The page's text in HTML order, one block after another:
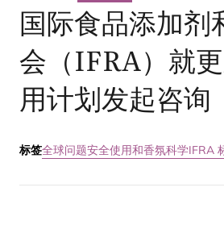
国际食品添加剂
会（IFRA）就
用计划发起咨询
标签全球问题安全使用和香氛科学IFRA